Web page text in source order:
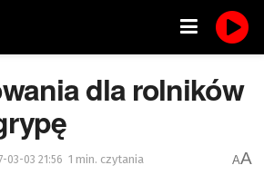
dla rolników
03-03 21:56 1 min. czytania AA